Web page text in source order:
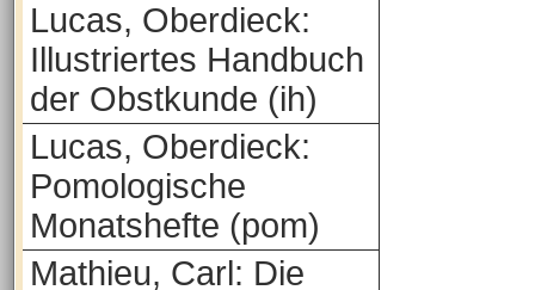
Lucas, Oberdieck:
Illustriertes Handbuch
der Obstkunde (ih)
Lucas, Oberdieck:
Pomologische
Monatshefte (pom)
Mathieu, Carl: Die